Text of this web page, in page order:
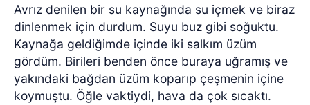
Avrız denilen bir su kaynağında su içmek ve biraz
dinlenmek için durdum. Suyu buz gibi soğuktu.
Kaynağa geldiğimde içinde iki salkım üzüm
gördüm. Birileri benden önce buraya uğramış ve
yakındaki bağdan üzüm koparıp çeşmenin içine
koymuştu. Öğle vaktiydi, hava da çok sıcaktı.